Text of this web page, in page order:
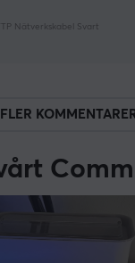
Nätverkskabel Svart